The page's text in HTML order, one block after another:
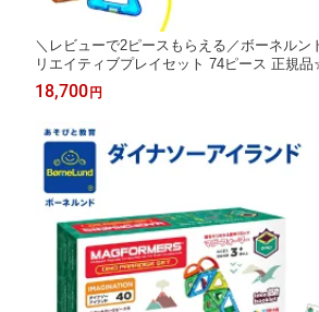
＼レビューで2ピースもらえる／ボーネルン
リエイティブプレイセット 74ピース 正規
ー74 クリエイティブ マグネットおもしゃ ブ
知育玩具 誕生祝 ギフト クリスマス
18,700 円